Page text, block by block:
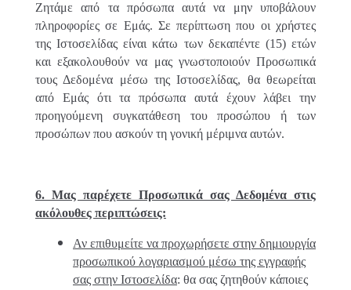
Ζητάμε από τα πρόσωπα αυτά να μην υποβάλουν
πληροφορίες σε Εμάς. Σε περίπτωση που οι χρήστες
της Ιστοσελίδας είναι κάτω των δεκαπέντε (15) ετών
και εξακολουθούν να μας γνωστοποιούν Προσωπικά
τους Δεδομένα μέσω της Ιστοσελίδας, θα θεωρείται
από Εμάς ότι τα πρόσωπα αυτά έχουν λάβει την
προηγούμενη συγκατάθεση του προσώπου ή των
προσώπων που ασκούν τη γονική μέριμνα αυτών.
6. Μας παρέχετε Προσωπικά σας Δεδομένα στις
ακόλουθες περιπτώσεις:
Αν επιθυμείτε να προχωρήσετε στην δημιουργία
προσωπικού λογαριασμού μέσω της εγγραφής
σας στην Ιστοσελίδα: θα σας ζητηθούν κάποιες